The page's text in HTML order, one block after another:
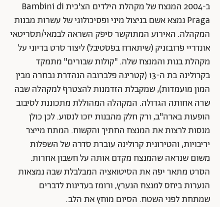
ב-2004 המנצח של מקהלת הילדים הצ'כית Bambini di
Praga נמצא אשם בניצול מיני ופסיכולוגי של עשרות מבנות
המקהלה. האירוע המתוקשר סיפק השראה לבמאי/תסריטאי
אונדריי פרובזניק (שיתארח בפסטיבל) ליצור סרט בדיוני על
מקהלת בנות והמנצח שלה. "קולות שבורים" מתמקד
בקרולינה בת ה-13 (קטרינה פלברובה הנהדרת נבחרה מבין
המון מועמדות), שמקבלת הזדמנות להצטרף למקהלה שבה
שרה אחותה הגדולה. המקהלה המהוללת מתכוננת לסיבוב
הופעות בארה"ב, ורק חלק מהבנות יזכו לנסוע. לכן כולן
מנסות לרצות את המנצח החתיך והקשוח. המתח מייצר
יריבויות, והטירונית קרולינה עוברת סדרה של השפלות
משום שנראה שהמנצח מקדם אותה על חשבון אחרות.
הסרט מתאר יפה את הסיטואציה המבלבלת שבה נמצאות
הנערות ביחס למנצח הנערץ, ורומז בעדינות לדברים
שמתחת לפני השטח. הסיום מוחץ את הלב.